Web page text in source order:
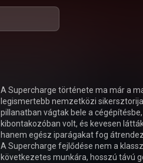
A Supercharge története ma már a
legismertebb nemzetközi
pillanatban vágtak bele a
kibontakozóban volt, és kevesen
hanem egész iparágakat fog
A Supercharge fejlődése nem a
következetes munkára, hosszú távú